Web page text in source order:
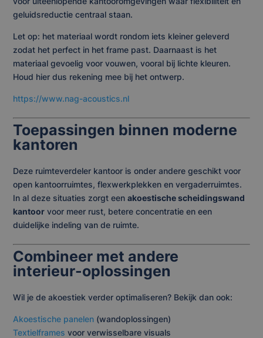
geluidsreductie centraal staan.
Let op: het materiaal wordt rondom iets kleiner geleverd
zodat het perfect in het frame past. Daarnaast is het
materiaal gevoelig voor vouwen, vooral bij lichte kleuren.
Houd hier dus rekening mee bij het ontwerp.
https://www.nag-acoustics.nl
Toepassingen binnen moderne
kantoren
Deze ruimteverdeler kantoor is onder andere geschikt voor
open kantoorruimtes, flexwerkplekken en vergaderruimtes.
In al deze situaties zorgt eenakoestische scheidingswand
kantoor voor meer rust, betere concentratie en een
duidelijke indeling van de ruimte.
Combineer met andere
interieur-oplossingen
Wil je de akoestiek verder optimaliseren? Bekijk dan ook:
Akoestische panelen (wandoplossingen)
Textielframes voor verwisselbare visuals